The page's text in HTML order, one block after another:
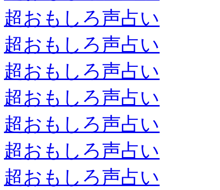
超おもしろ声占い
超おもしろ声占い
超おもしろ声占い
超おもしろ声占い
超おもしろ声占い
超おもしろ声占い
超おもしろ声占い